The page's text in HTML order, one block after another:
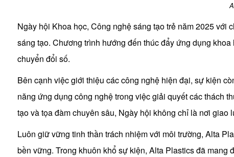
Ngày hội Khoa học, Công nghệ sáng tạo trẻ năm 2025 với
sáng tạo. Chương trình hướng đến thúc đẩy ứng dụng
chuyển đổi số.
Bên cạnh việc giới thiệu các công nghệ hiện đại, sự kiện
năng ứng dụng công nghệ trong việc giải quyết các thách
tạo và tọa đàm chuyên sâu, Ngày hội không chỉ là nơi
Luôn giữ vững tinh thần trách nhiệm với môi trường, Alta
bền vững. Trong khuôn khổ sự kiện, Alta Plastics đã